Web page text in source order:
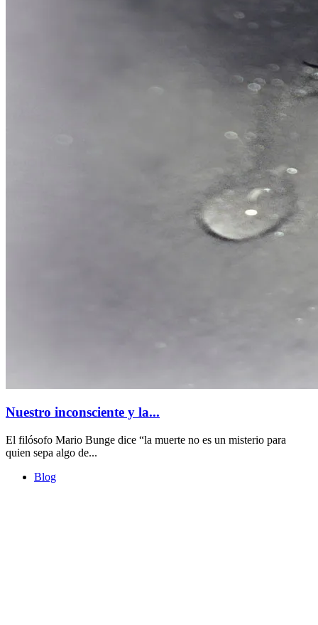
Nuestro inconsciente y la...
El filósofo Mario Bunge dice “la muerte no es un misterio para
quien sepa algo de...
Blog